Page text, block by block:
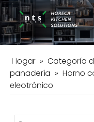
Hogar » Categoría
panadería » Horno
eleotrónico